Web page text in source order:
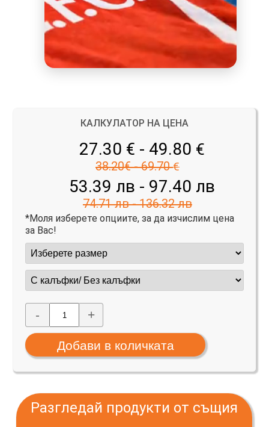
КАЛКУЛАТОР НА ЦЕНА
27.30 € - 49.80 €
38.20€ - 69.70 €
53.39 лв - 97.40 лв
74.71 лв - 136.32 лв
*Моля изберете опциите, за да изчислим цена
за Вас!
- +
Разгледай продукти от същия